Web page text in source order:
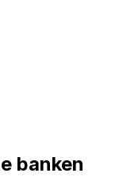
banken